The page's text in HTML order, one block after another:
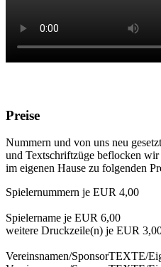
Preise
Nummern und von uns neu
und Textschriftzüge beflocken
im eigenen Hause zu folgenden
Spielernummern je EUR 4,00
Spielername je EUR 6,00
weitere Druckzeile(n) je EUR
Vereinsnamen/SponsorTEXTE/